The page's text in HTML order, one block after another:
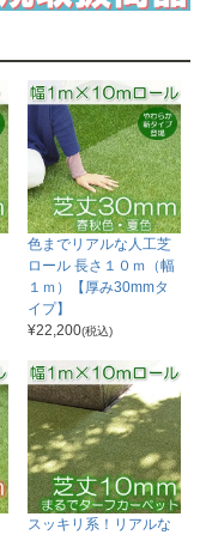
色までリアルな人工芝
ロール 長さ１０ｍ（幅
１ｍ）【厚み30mmタ
イプ】
¥22,200(税込)
スッキリ系！リアルな